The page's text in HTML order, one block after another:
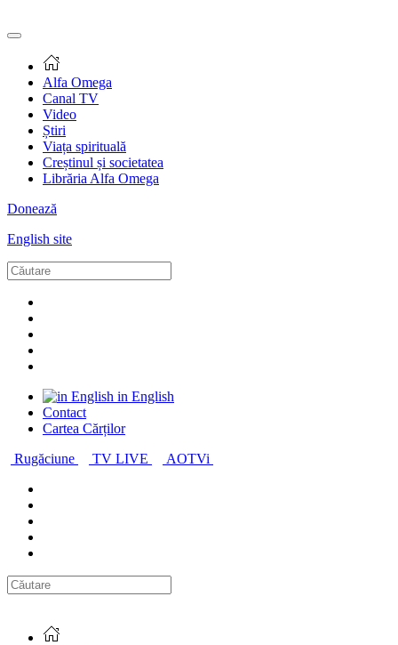
Alfa Omega
Canal TV
Video
Știri
Viața spirituală
Creștinul și societatea
Librăria Alfa Omega
Donează
English site
in English
Contact
Cartea Cărților
Rugăciune
TV LIVE AOTVi